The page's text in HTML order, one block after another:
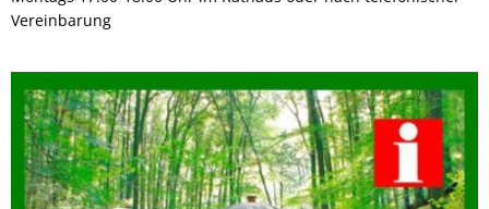
Vereinbarung